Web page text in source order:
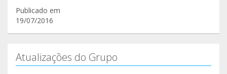
Publicado em
19/07/2016
Atualizações do Grupo